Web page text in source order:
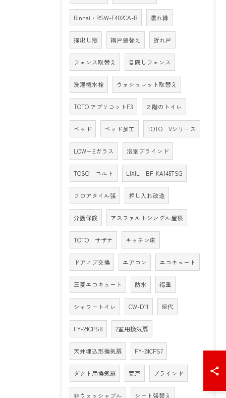
Rinnai・RSW-F402CA-B 濡れ縁
掃出し窓 網戸張替え 折れ戸
フェンス取替え 目隠しフェンス
洗濯機水栓 ウォシュレット取替え
TOTO アプリコットF3 ２階のトイレ
ベッド ベッド加工 TOTO Vシリーズ
LOW－Eガラス 浴室ブラインド
TOSO コルト LIXIL BF-KA145TSG
フロアタイル張 押し入れ改造
介護保険 アスファルトシングル屋根
TOTO サザナ キッチン床
ドアノブ交換 エアコン エコキュート
三菱エコキュート 防水 福重
シャワートイレ CW-D11 昭代
FY-24CPS8 2室用換気扇
天井埋込形換気扇 FY-24CPS7
ダクト用換気扇 荒戸 ブラインド
非ウォッシャブル シート張替え